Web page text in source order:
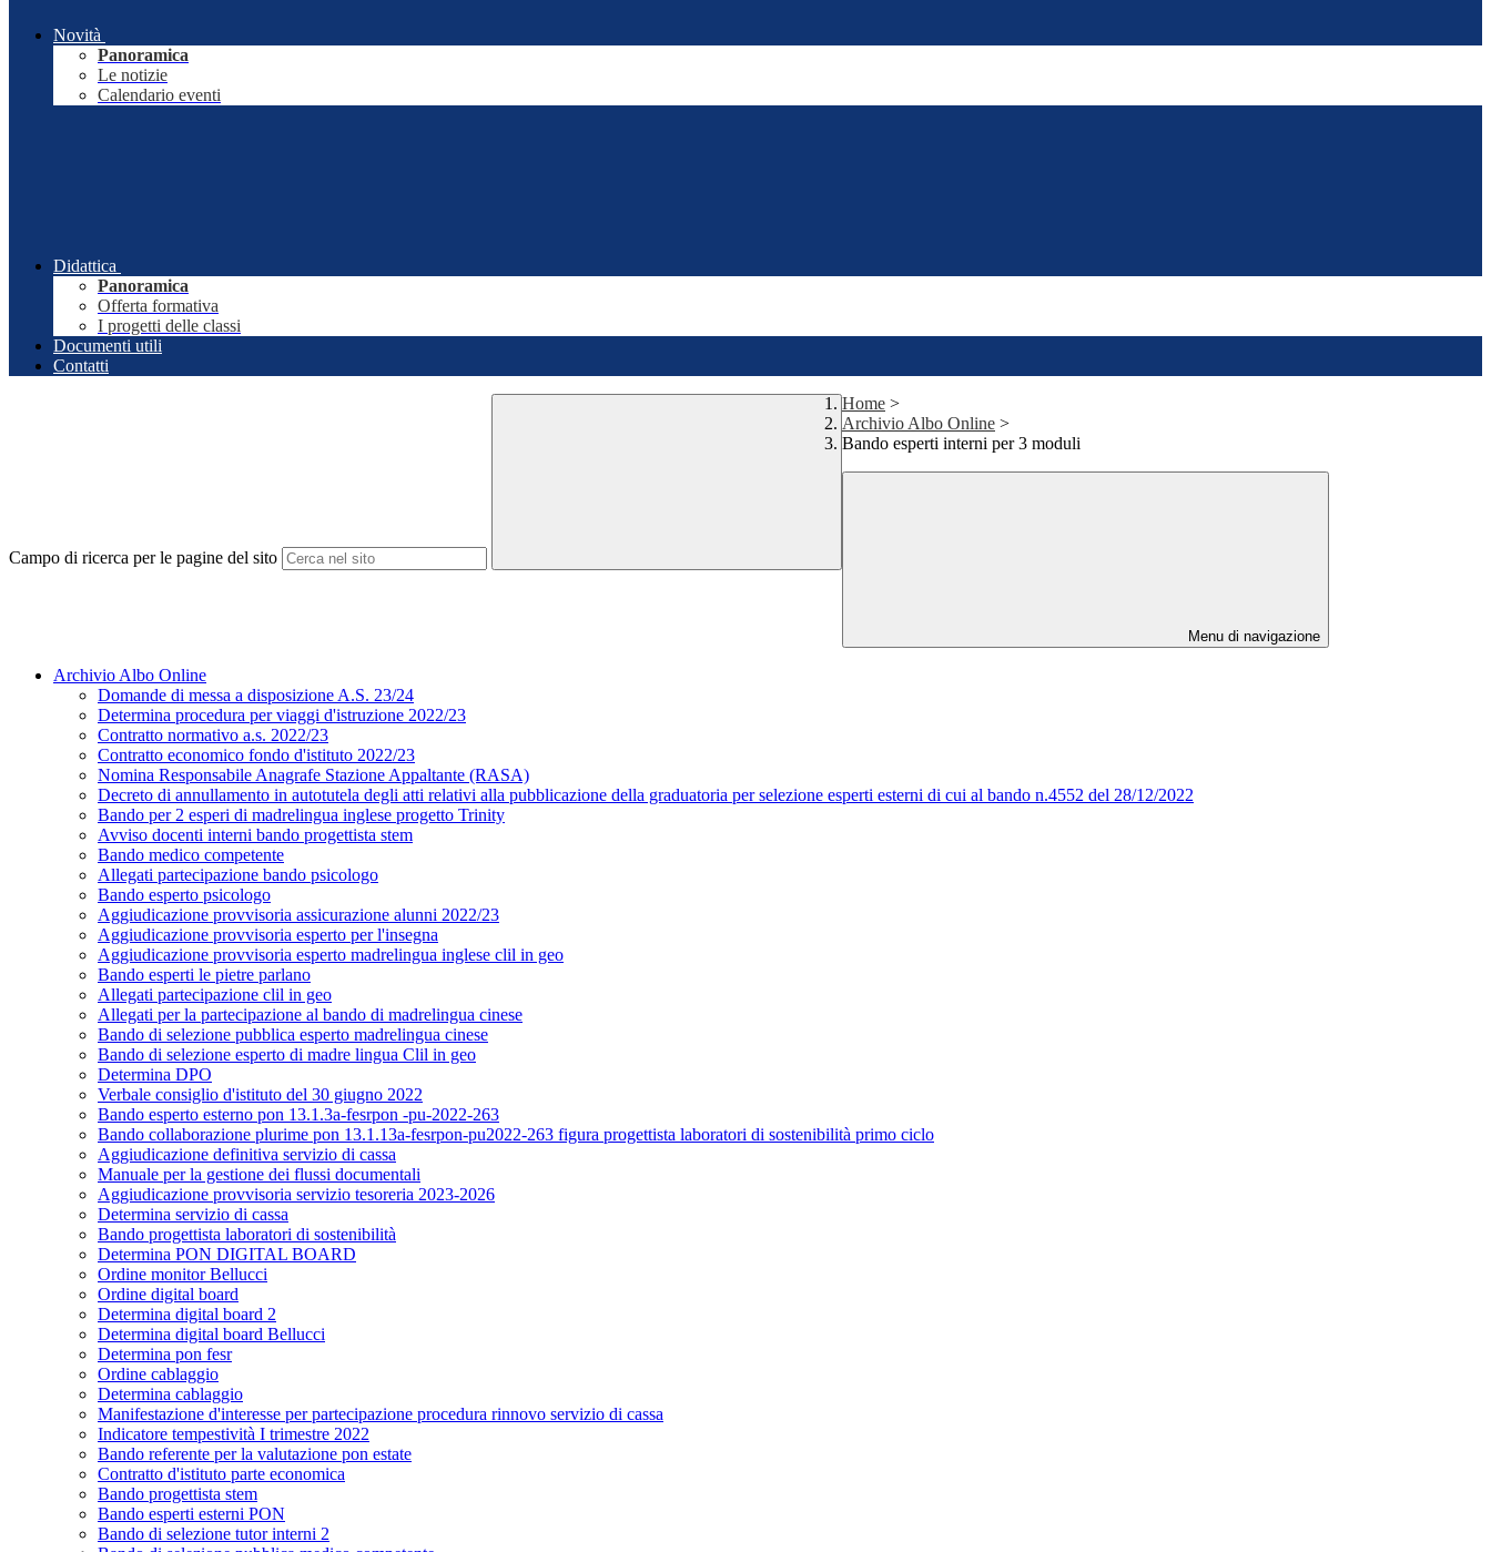
Novità
Panoramica
Le notizie
Calendario eventi
Didattica
Panoramica
Offerta formativa
I progetti delle classi
Documenti utili
Contatti
Campo di ricerca per le pagine del sito
Home >
Archivio Albo Online >
Bando esperti interni per 3 moduli
Menu di navigazione
Archivio Albo Online
Domande di messa a disposizione A.S. 23/24
Determina procedura per viaggi d'istruzione 2022/23
Contratto normativo a.s. 2022/23
Contratto economico fondo d'istituto 2022/23
Nomina Responsabile Anagrafe Stazione Appaltante (RASA)
Decreto di annullamento in autotutela degli atti relativi alla pubblicazione della graduatoria per selezione esperti esterni di cui al bando n.4552 del 28/12/2022
Bando per 2 esperi di madrelingua inglese progetto Trinity
Avviso docenti interni bando progettista stem
Bando medico competente
Allegati partecipazione bando psicologo
Bando esperto psicologo
Aggiudicazione provvisoria assicurazione alunni 2022/23
Aggiudicazione provvisoria esperto per l'insegna
Aggiudicazione provvisoria esperto madrelingua inglese clil in geo
Bando esperti le pietre parlano
Allegati partecipazione clil in geo
Allegati per la partecipazione al bando di madrelingua cinese
Bando di selezione pubblica esperto madrelingua cinese
Bando di selezione esperto di madre lingua Clil in geo
Determina DPO
Verbale consiglio d'istituto del 30 giugno 2022
Bando esperto esterno pon 13.1.3a-fesrpon -pu-2022-263
Bando collaborazione plurime pon 13.1.13a-fesrpon-pu2022-263 figura progettista laboratori di sostenibilità primo ciclo
Aggiudicazione definitiva servizio di cassa
Manuale per la gestione dei flussi documentali
Aggiudicazione provvisoria servizio tesoreria 2023-2026
Determina servizio di cassa
Bando progettista laboratori di sostenibilità
Determina PON DIGITAL BOARD
Ordine monitor Bellucci
Ordine digital board
Determina digital board 2
Determina digital board Bellucci
Determina pon fesr
Ordine cablaggio
Determina cablaggio
Manifestazione d'interesse per partecipazione procedura rinnovo servizio di cassa
Indicatore tempestività I trimestre 2022
Bando referente per la valutazione pon estate
Contratto d'istituto parte economica
Bando progettista stem
Bando esperti esterni PON
Bando di selezione tutor interni 2